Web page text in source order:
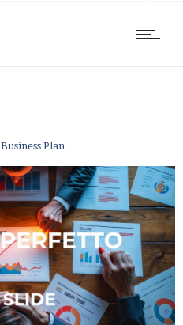
Business Plan